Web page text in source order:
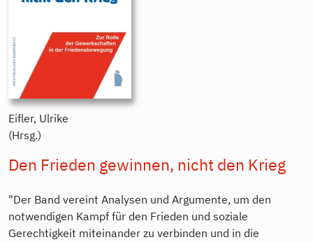
Eifler, Ulrike
(Hrsg.)
Den Frieden gewinnen, nicht den Krieg
"Der Band vereint Analysen und Argumente, um den
notwendigen Kampf für den Frieden und soziale
Gerechtigkeit miteinander zu verbinden und in die